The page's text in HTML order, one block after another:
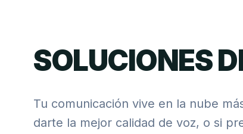
SOLUCIONES
Tu comunicación vive en la nube
darte la mejor calidad de voz, o si